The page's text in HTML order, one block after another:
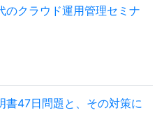
のクラウド運用管理セミナ
書47日問題と、その対策に